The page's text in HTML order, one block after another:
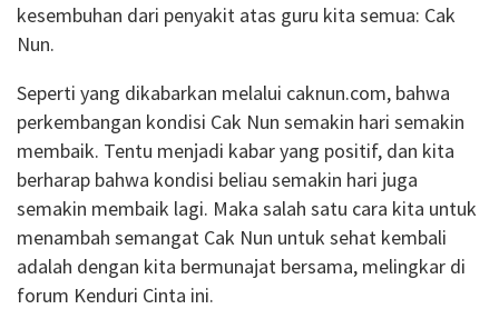
kesembuhan dari penyakit atas guru kita semua: Cak
Nun.
Seperti yang dikabarkan melalui caknun.com, bahwa
perkembangan kondisi Cak Nun semakin hari semakin
membaik. Tentu menjadi kabar yang positif, dan kita
berharap bahwa kondisi beliau semakin hari juga
semakin membaik lagi. Maka salah satu cara kita untuk
menambah semangat Cak Nun untuk sehat kembali
adalah dengan kita bermunajat bersama, melingkar di
forum Kenduri Cinta ini.